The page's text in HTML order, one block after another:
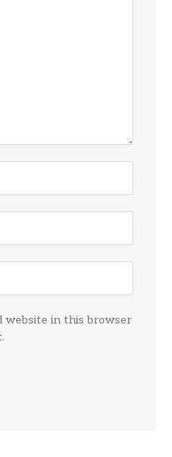
website in this browser